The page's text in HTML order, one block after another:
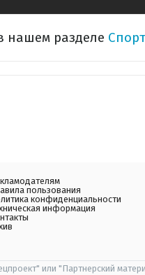
нашем разделе
пользования
конфиденциальности
информация
или "Партнерский